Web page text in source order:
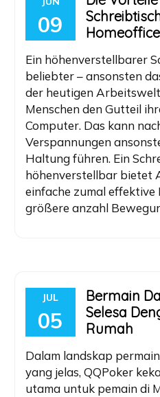
09
Homeoffice
Ein höhenverstellbarer
beliebter – ansonsten
der heutigen
Menschen den Gutteil
Computer. Das kann
Verspannungen
Haltung führen. Ein
höhenverstellbar bietet
einfache zumal effektive
größere anzahl
JUL
05
Bermain
Selesa
Rumah
Dalam landskap
yang jelas, QQPoker
utama untuk pemain di